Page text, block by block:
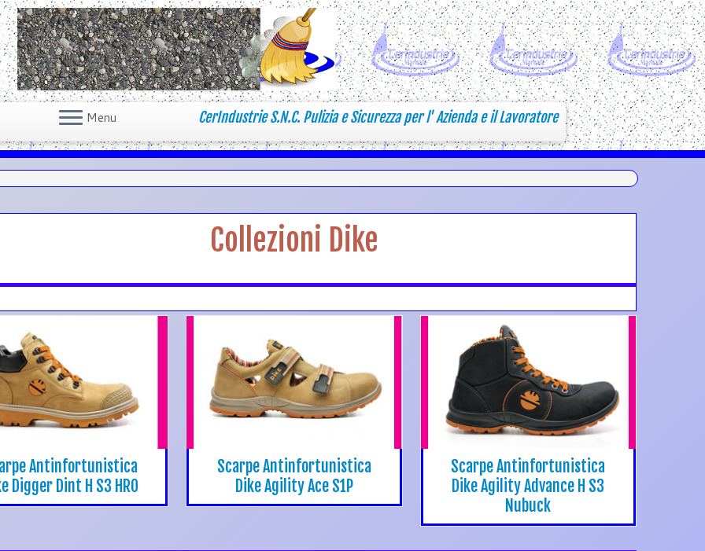
CerIndustrie S.N.C. Pulizia e Sicurezza per l' Azienda e il Lavoratore
Menu
Collezioni Dike
Antinfortunistica
Digger Dint H S3 HRO
Scarpe Antinfortunistica
Dike Agility Ace S1P
Scarpe Antinfortunistica
Dike Agility Advance H S3
Nubuck